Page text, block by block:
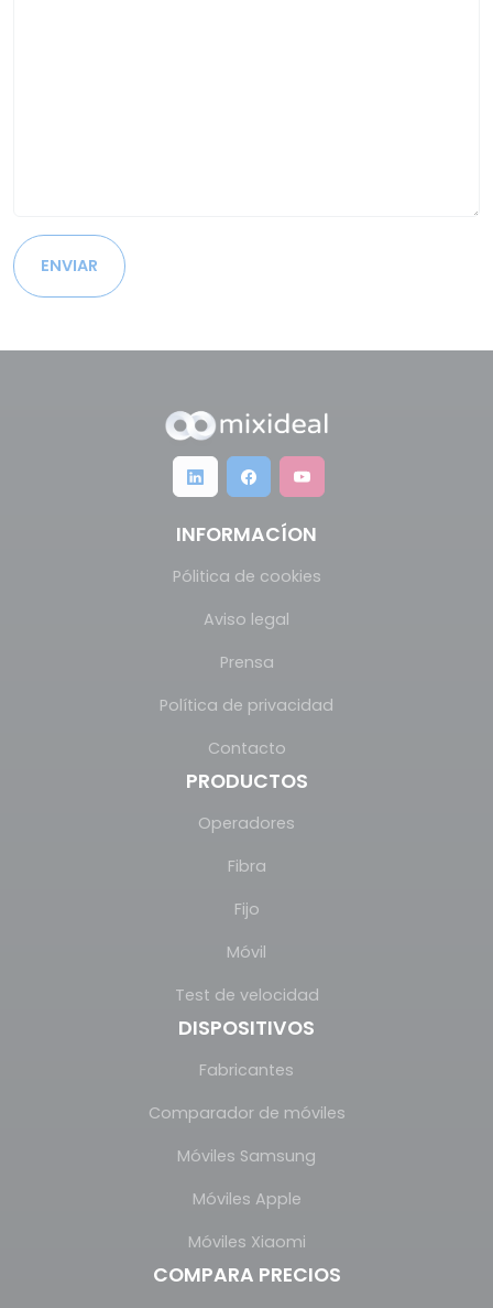
ENVIAR
INFORMACÍON
Pólitica de cookies
Aviso legal
Prensa
Política de privacidad
Contacto
PRODUCTOS
Operadores
Fibra
Fijo
Móvil
Test de velocidad
DISPOSITIVOS
Fabricantes
Comparador de móviles
Móviles Samsung
Móviles Apple
Móviles Xiaomi
COMPARA PRECIOS